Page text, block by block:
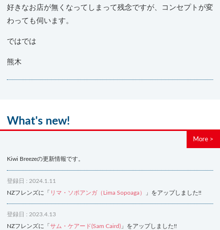
好きなお店が無くなってしまって残念ですが、コンセプトが変
わっても伺います。
ではでは
熊木
What's new!
More >
Kiwi Breezeの更新情報です。
登録日 : 2024.1.11
NZフレンズに「 リマ・ソポアンガ（Lima Sopoaga） 」をアップしました!!
登録日 : 2023.4.13
NZフレンズに「 サム・ケアード(Sam Caird) 」をアップしました!!